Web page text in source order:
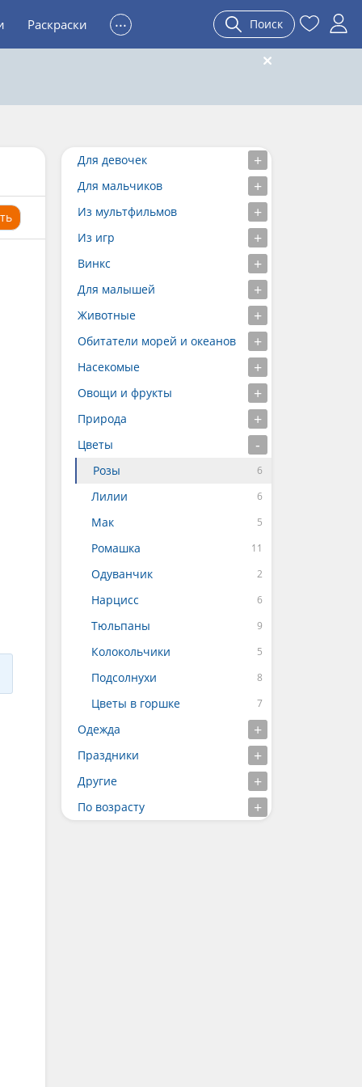
Раскраски ... Поиск
Для девочек
Для мальчиков
Из мультфильмов
Из игр
Винкс
Для малышей
Животные
Обитатели морей и океанов
Насекомые
Овощи и фрукты
Природа
Цветы
Розы
Лилии
Мак
Ромашка
Одуванчик
Нарцисс
Тюльпаны
Колокольчики
Подсолнухи
Цветы в горшке
Одежда
Праздники
Другие
По возрасту